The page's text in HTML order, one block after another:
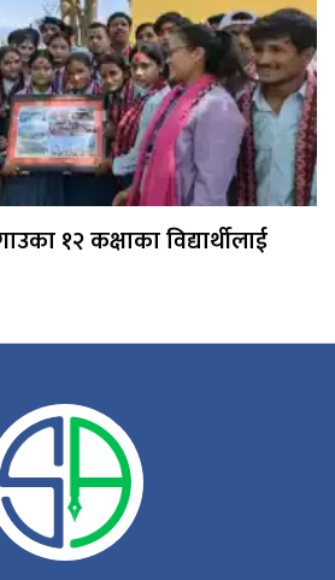
१२ कक्षाका विद्यार्थीलाई